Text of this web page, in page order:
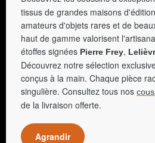
tissus de grandes maisons
amateurs d'objets rares et de
haut de gamme valorisent
étoffes signées Pierre Frey,
Découvrez notre sélection
conçus à la main. Chaque pièce
singulière. Consultez tous nos
de la livraison offerte.
Agrandir